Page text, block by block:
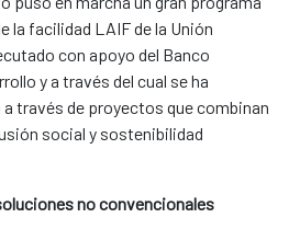
la facilidad LAIF de la Unión
con apoyo del Banco
y a través del cual se ha
través de proyectos que combinan
social y sostenibilidad
no convencionales